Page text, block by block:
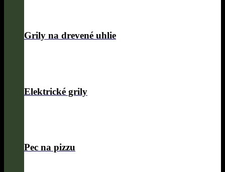
Grily na drevené uhlie
Elektrické grily
Pec na pizzu